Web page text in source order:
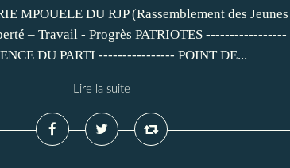
MPOUELE DU RJP (Rassemblement des
– Travail - Progrès PATRIOTES
DU PARTI ---------------- POINT DE...
Lire la suite